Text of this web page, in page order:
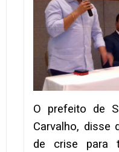
O prefeito de
Carvalho, disse
de crise para